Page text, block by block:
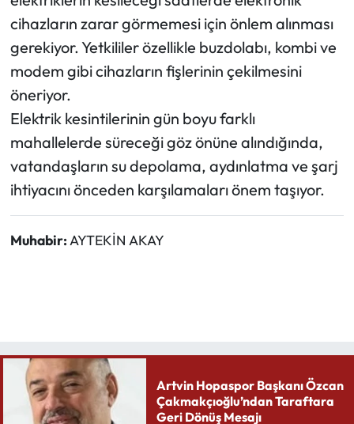
cihazların zarar görmemesi için önlem alınması
gerekiyor. Yetkililer özellikle buzdolabı, kombi ve
modem gibi cihazların fişlerinin çekilmesini
öneriyor.
Elektrik kesintilerinin gün boyu farklı
mahallelerde süreceği göz önüne alındığında,
vatandaşların su depolama, aydınlatma ve şarj
ihtiyacını önceden karşılamaları önem taşıyor.
Muhabir:AYTEKİN AKAY
Artvin Hopaspor Başkanı Özcan
Çakmakçıoğlu’ndan Taraftara
Geri Dönüş Mesajı